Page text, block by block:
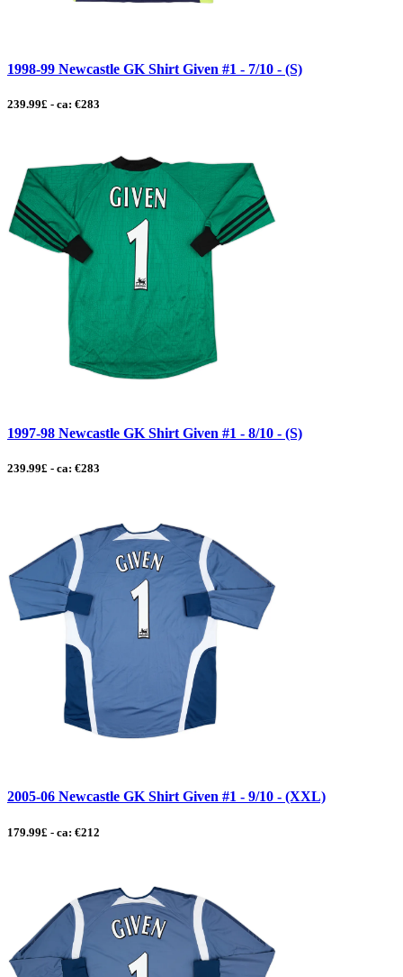
1998-99 Newcastle GK Shirt Given #1 - 7/10 - (S)
239.99£ - ca: €283
1997-98 Newcastle GK Shirt Given #1 - 8/10 - (S)
239.99£ - ca: €283
2005-06 Newcastle GK Shirt Given #1 - 9/10 - (XXL)
179.99£ - ca: €212